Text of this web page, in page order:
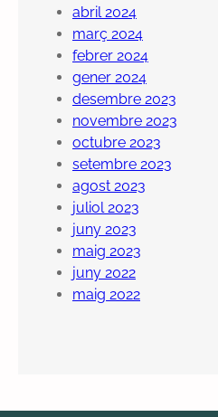
abril 2024
març 2024
febrer 2024
gener 2024
desembre 2023
novembre 2023
octubre 2023
setembre 2023
agost 2023
juliol 2023
juny 2023
maig 2023
juny 2022
maig 2022